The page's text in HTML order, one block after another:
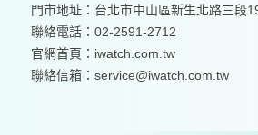
門市地址：台北市中山區新生北路三段
聯絡電話：02-2591-2712
官網首頁： iwatch.com.tw
聯絡信箱：service@iwatch.com.tw